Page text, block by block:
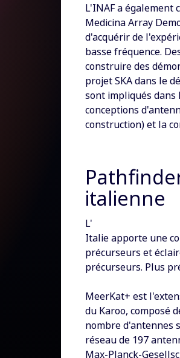
L'INAF a également
Medicina Array
d'acquérir de
basse fréquence.
construire des
projet SKA dans le
sont impliqués dans
conceptions
construction) et la
italienne
L'
Italie apporte une
précurseurs et
précurseurs. Plus
MeerKat+ est
du Karoo, composé
nombre d'antennes
réseau de 197
Max-Planck-